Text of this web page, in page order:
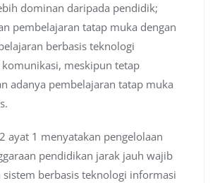
dominan daripada pendidik;
pembelajaran tatap muka dengan
berbasis teknologi
meskipun tetap
adanya pembelajaran tatap muka
ayat 1 menyatakan pengelolaan
pendidikan jarak jauh wajib
sistem berbasis teknologi informasi